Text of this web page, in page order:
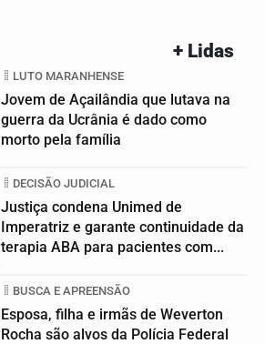
+ Lidas
LUTO MARANHENSE
Jovem de Açailândia que lutava na
guerra da Ucrânia é dado como
morto pela família
DECISÃO JUDICIAL
Justiça condena Unimed de
Imperatriz e garante continuidade da
terapia ABA para pacientes com...
BUSCA E APREENSÃO
Esposa, filha e irmãs de Weverton
Rocha são alvos da Polícia Federal